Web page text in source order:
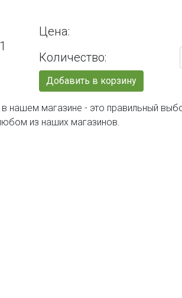
Цена:
Количество:
Добавить в корзину
нашем магазине - это правильный
из наших магазинов.